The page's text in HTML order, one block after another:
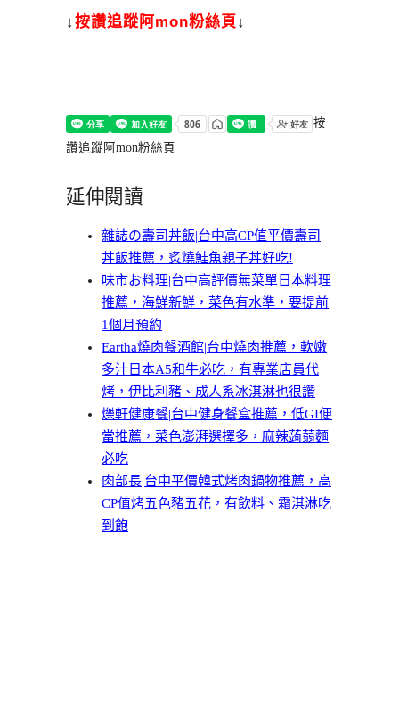
↓按讚追蹤阿mon粉絲頁 ↓
按
讚追蹤阿mon粉絲頁
延伸閱讀
雜誌の壽司丼飯|台中高CP值平價壽司
丼飯推薦，炙燒鮭魚親子丼好吃!
味市お料理|台中高評價無菜單日本料理
推薦，海鮮新鮮，菜色有水準，要提前
1個月預約
Eartha燒肉餐酒館|台中燒肉推薦，軟嫩
多汁日本A5和牛必吃，有專業店員代
烤，伊比利豬、成人系冰淇淋也很讚
爍軒健康餐|台中健身餐盒推薦，低GI便
當推薦，菜色澎湃選擇多，麻辣蒟蒻麵
必吃
肉部長|台中平價韓式烤肉鍋物推薦，高
CP值烤五色豬五花，有飲料、霜淇淋吃
到飽